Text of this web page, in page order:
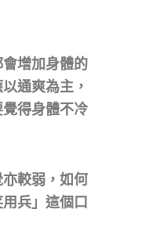
增加身體的
通爽為主，
得身體不冷
較弱，如何
兵」這個口